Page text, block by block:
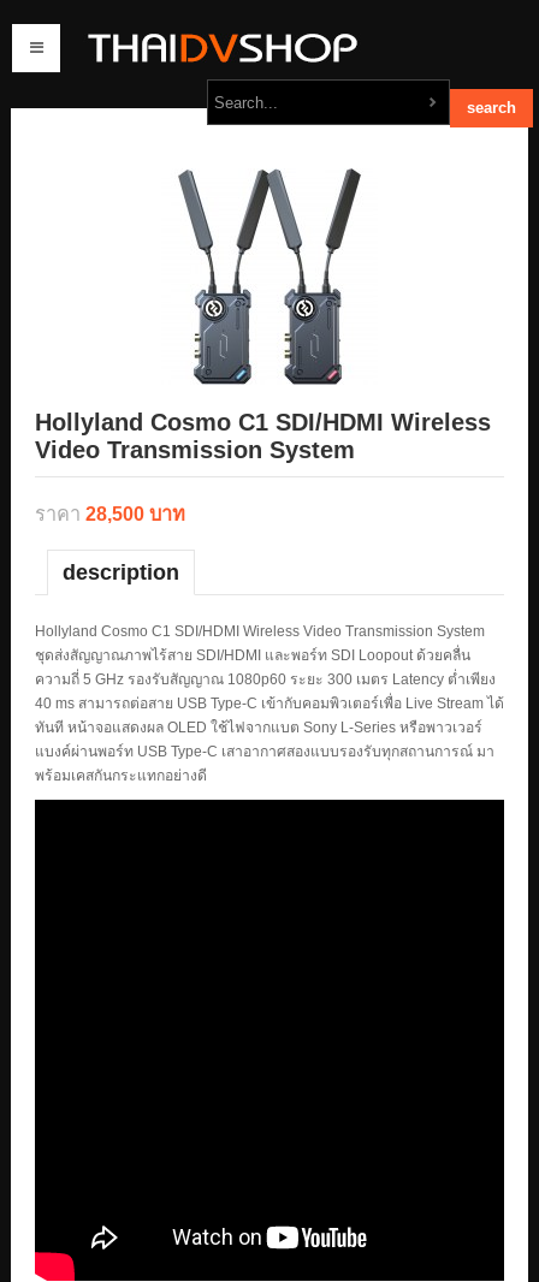
products order
Hollyland Cosmo C1 SDI/HDMI Wireless
Video Transmission System
ราคา 28,500 บาท
description
Hollyland Cosmo C1 SDI/HDMI Wireless Video Transmission System
ชุดส่งสัญญาณภาพไร้สาย SDI/HDMI และพอร์ท SDI Loopout ด้วยคลื่น
ความถี่ 5 GHz รองรับสัญญาณ 1080p60 ระยะ 300 เมตร Latency ต่ำเพียง
40 ms สามารถต่อสาย USB Type-C เข้ากับคอมพิวเตอร์เพื่อ Live Stream ได้
ทันที หน้าจอแสดงผล OLED ใช้ไฟจากแบต Sony L-Series หรือพาวเวอร์
แบงค์ผ่านพอร์ท USB Type-C เสาอากาศสองแบบรองรับทุกสถานการณ์ มา
พร้อมเคสกันกระแทกอย่างดี